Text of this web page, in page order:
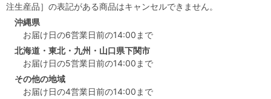
注生産品］の表記がある商品はキャンセルできません。
沖縄県
お届け日の6営業日前の14:00まで
北海道・東北・九州・山口県下関市
お届け日の5営業日前の14:00まで
その他の地域
お届け日の4営業日前の14:00まで